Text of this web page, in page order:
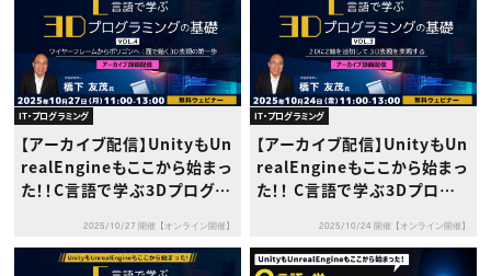
IT・プログラミング
【アーカイブ配信】UnityもUn
realEngineもここから始まっ
た！！C言語で学ぶ3Dプログラ
ーフレームからポリゴンへ：面
で描く3D表現の第一歩～
2025/10/27 開催【オンライン開催】
IT・プログラミング
【アーカイブ配信】UnityもUn
realEngineもここから始まっ
た！！ C言語で学ぶ3Dプログ
にZ軸を追加して３D表現を実
現する～
2025/10/24 開催【オンライン開催】